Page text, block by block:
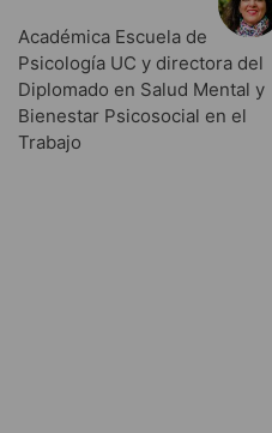
Académica Escuela de
Psicología UC y directora del
Diplomado en Salud Mental y
Bienestar Psicosocial en el
Trabajo